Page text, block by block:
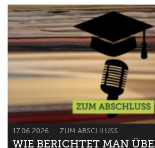
17.06.2026 ZUM ABSCHLUSS
WIE BERICHTET MAN